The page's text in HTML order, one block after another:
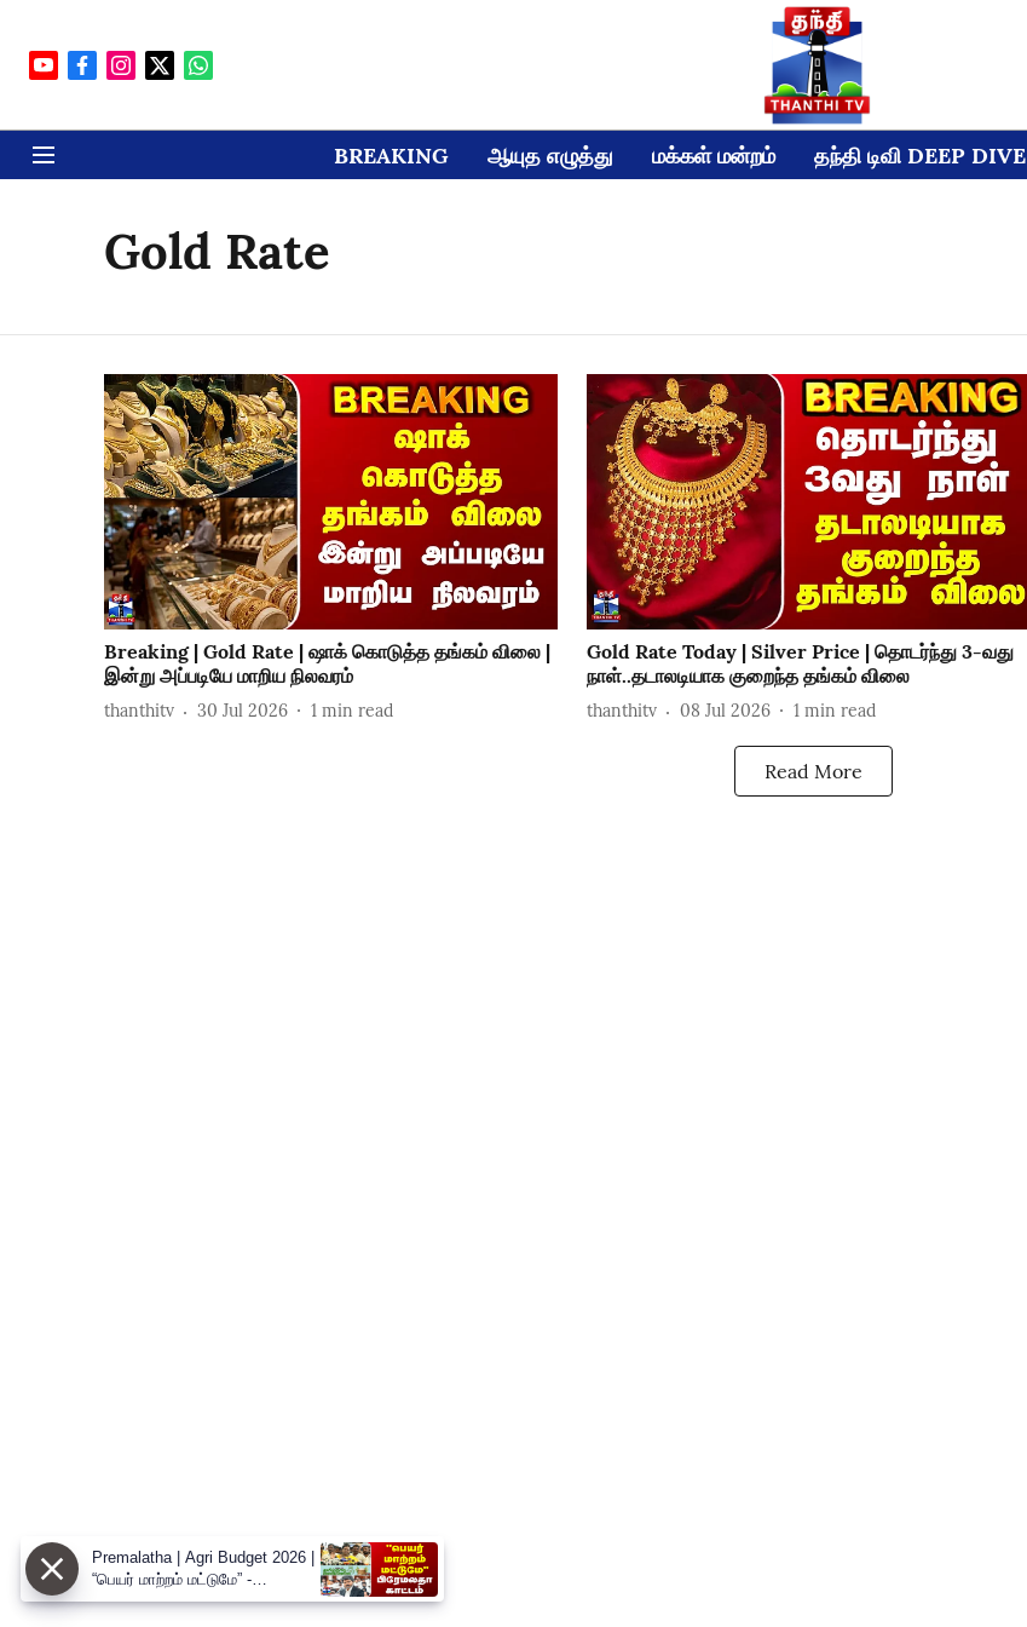
BREAKING ஆயுத எழுத்து மக்கள் மன்றம் தந்தி டிவி DEEP DIVE
Gold Rate
Breaking | Gold Rate | ஷாக் கொடுத்த தங்கம் விலை |
இன்று அப்படியே மாறிய நிலவரம்
thanthitv 30 Jul 2026 1 min read
Gold Rate Today | Silver Price | தொடர்ந்து 3-வது
நாள்..தடாலடியாக குறைந்த தங்கம் விலை
thanthitv 08 Jul 2026 1 min read
Read More
Premalatha | Agri Budget 2026 |
“பெயர் மாற்றம் மட்டுமே” -
வேளாண் பட்ஜெட்டை சாடிய